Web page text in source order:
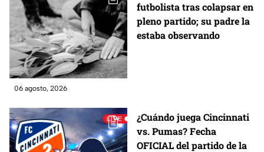
futbolista tras colapsar en
pleno partido; su padre la
estaba observando
06 agosto, 2026
¿Cuándo juega Cincinnati
vs. Pumas? Fecha
OFICIAL del partido de la